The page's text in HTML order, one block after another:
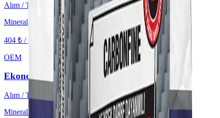
Alım / Teklif
Mineral Kaplama
404 ₺ / paket'ten başlayan KDV hariç
OEM
Ekonomik Mineral Kaplama 25kg
Alım / Teklif
Mineral Kaplama